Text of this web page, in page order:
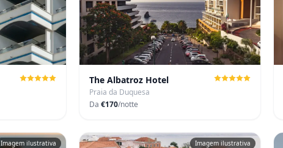
The Albatroz Hotel
Praia da Duquesa
Da €170/notte
Imagem ilustrativa Imagem ilustrativa